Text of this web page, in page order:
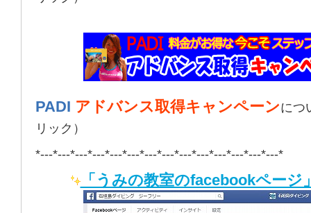
PADI アドバンス取得キャンペーンにつ
リック）
*---*---*---*---*---*---*---*---*---*---*---*---*---*---*
「うみの教室のfacebookページ